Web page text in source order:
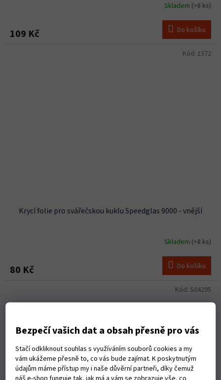
Bezpečí vašich dat a obsah přesně pro vás
Stačí odkliknout souhlas s využíváním souborů cookies a my
vám ukážeme přesně to, co vás bude zajímat. K poskytnutým
údajům máme přístup my i naše důvěrní partneři, díky čemuž
Skladem (>8 ks)
109 Kč Do košíku
Krycí folie pro svářečskou kuklu Speedglas 9000 - vnější
Skladem (>8 ks)
80 Kč Do košíku
Kód: 1372
Kód: S04295